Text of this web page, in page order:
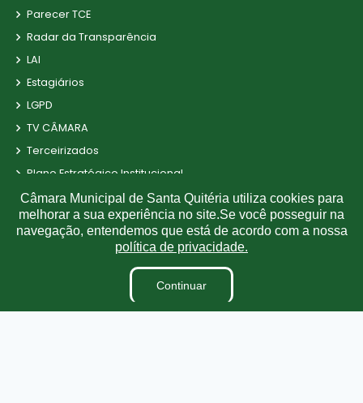
Parecer TCE
Radar da Transparência
LAI
Estagiários
LGPD
TV CÂMARA
Terceirizados
Plano Estratégico Institucional
Inidôneas
Relatório de Gestão Municipal
Obras
Projetos de Leis e Atos Infralegais
Processos Seletivos
Câmara Municipal de Santa Quitéria utiliza cookies para
melhorar a sua experiência no site.Se você posseguir na
navegação, entendemos que está de acordo com a nossa
política de privacidade.
Continuar